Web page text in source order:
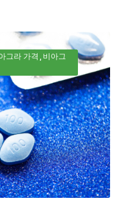
그라 가격
비아그